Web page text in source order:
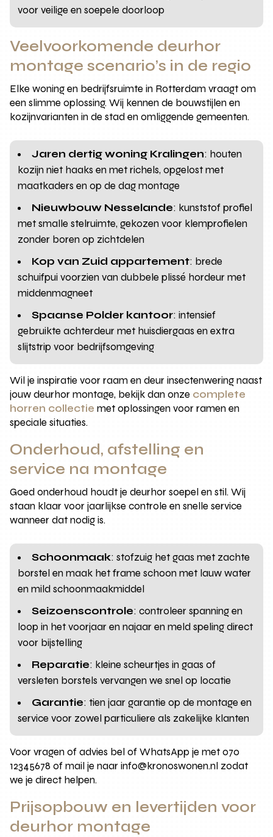
voor veilige en soepele doorloop
Veelvoorkomende deurhor
montage scenario’s in de regio
Elke woning en bedrijfsruimte in Rotterdam vraagt om
een slimme oplossing. Wij kennen de bouwstijlen en
kozijnvarianten in de stad en omliggende gemeenten.
Jaren dertig woning Kralingen: houten
kozijn niet haaks en met richels, opgelost met
maatkaders en op de dag montage
Nieuwbouw Nesselande: kunststof profiel
met smalle stelruimte, gekozen voor klemprofielen
zonder boren op zichtdelen
Kop van Zuid appartement: brede
schuifpui voorzien van dubbele plissé hordeur met
middenmagneet
Spaanse Polder kantoor: intensief
gebruikte achterdeur met huisdiergaas en extra
slijtstrip voor bedrijfsomgeving
Wil je inspiratie voor raam en deur insectenwering naast
jouw deurhor montage, bekijk dan onze complete
horren collectie met oplossingen voor ramen en
speciale situaties.
Onderhoud, afstelling en
service na montage
Goed onderhoud houdt je deurhor soepel en stil. Wij
staan klaar voor jaarlijkse controle en snelle service
wanneer dat nodig is.
Schoonmaak: stofzuig het gaas met zachte
borstel en maak het frame schoon met lauw water
en mild schoonmaakmiddel
Seizoenscontrole: controleer spanning en
loop in het voorjaar en najaar en meld speling direct
voor bijstelling
Reparatie: kleine scheurtjes in gaas of
versleten borstels vervangen we snel op locatie
Garantie: tien jaar garantie op de montage en
service voor zowel particuliere als zakelijke klanten
Voor vragen of advies bel of WhatsApp je met 070
12345678 of mail je naar info@kronoswonen.nl zodat
we je direct helpen.
Prijsopbouw en levertijden voor
deurhor montage